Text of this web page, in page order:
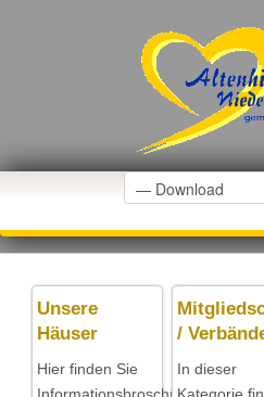
Unsere
Häuser
Hier finden Sie
/
In dieser